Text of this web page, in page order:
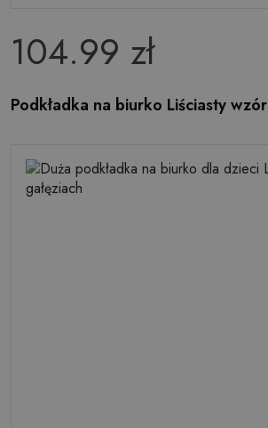
104.99 zł
Podkładka na biurko Liściasty wzór